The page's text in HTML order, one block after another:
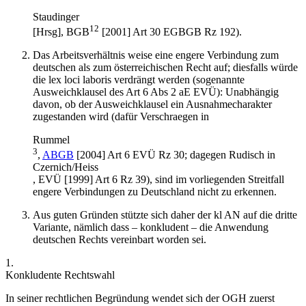
Staudinger
[Hrsg], BGB12 [2001] Art 30 EGBGB Rz 192).
Das Arbeitsverhältnis weise eine engere Verbindung zum
deutschen als zum österreichischen Recht auf; diesfalls würde
die lex loci laboris verdrängt werden (sogenannte
Ausweichklausel des Art 6 Abs 2 aE EVÜ): Unabhängig
davon, ob derAusweichklausel ein Ausnahmecharakter
zugestanden wird (dafürVerschraegen in
Rummel
3, ABGB [2004] Art 6 EVÜ Rz 30; dagegen Rudisch in
Czernich/Heiss
, EVÜ [1999] Art 6 Rz 39), sind im vorliegenden Streitfall
engere Verbindungen zu Deutschland nicht zu erkennen.
Aus guten Gründen stützte sich daher der kl AN auf die dritte
Variante, nämlich dass – konkludent – die Anwendung
deutschen Rechts vereinbart worden sei.
1.
Konkludente Rechtswahl
In seiner rechtlichen Begründung wendet sich der OGH zuerst